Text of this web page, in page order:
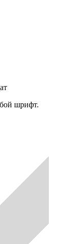
шрифт.